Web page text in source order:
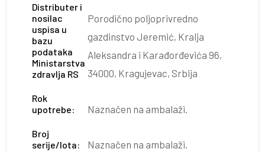
Distributer i
nosilac
uspisa u
bazu
podataka
Ministarstva
zdravlja RS
Porodično poljoprivredno
gazdinstvo Jeremić, Kralja
Aleksandra i Karađorđevića 96,
34000, Kragujevac, Srbija
Rok
upotrebe:
Naznačen na ambalaži.
Broj
serije/lota:
Naznačen na ambalaži.